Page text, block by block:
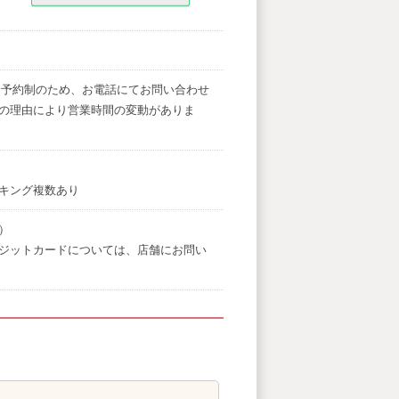
約制のため、お電話にてお問い合わせ
理由により営業時間の変動がありま
ング複数あり
ットカードについては、店舗にお問い